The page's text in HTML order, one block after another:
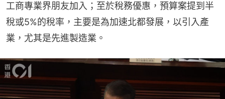
工商專業界朋友加入；至於稅務優惠，預算案提到半
稅或5%的稅率，主要是為加速北都發展，以引入產
業，尤其是先進製造業。